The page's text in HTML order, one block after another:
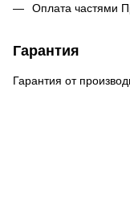
Оплата частями
Гарантия
Гарантия от